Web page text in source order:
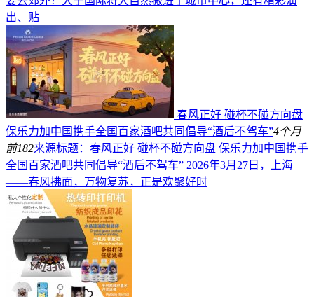
出、贴
春风正好 碰杯不碰方向盘
保乐力加中国携手全国百家酒吧共同倡导“酒后不驾车”4个月
前182来源标题：春风正好 碰杯不碰方向盘 保乐力加中国携手
全国百家酒吧共同倡导“酒后不驾车” 2026年3月27日，上海
——春风拂面，万物复苏，正是欢聚好时